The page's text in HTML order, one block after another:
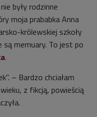
były rodzinne
moja prababka Anna
królewskiej szkoły
są memuary. To jest po
.
– Bardzo chciałam
z fikcją, powieścią